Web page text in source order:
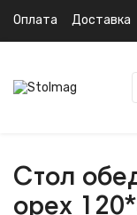
Оплата Доставка
Стол
орех